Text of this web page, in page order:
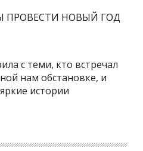
ПРОВЕСТИ НОВЫЙ ГОД
с теми, кто встречал
нам обстановке, и
истории